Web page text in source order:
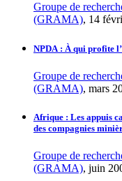
Groupe de
(GRAMA), 14
NPDA : À qui profite
Groupe de
(GRAMA), mars
Afrique : Les appuis
des compagnies
Groupe de
(GRAMA), juin